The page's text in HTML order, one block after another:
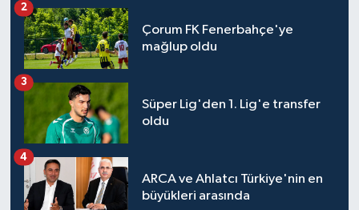
Çorum FK Fenerbahçe'ye
mağlup oldu
2
Süper Lig'den 1. Lig'e transfer
oldu
3
ARCA ve Ahlatcı Türkiye'nin en
büyükleri arasında
4